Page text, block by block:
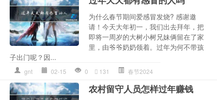
为什么春节期间爱感冒发烧? 感谢邀
请！今天大年初一，我们出去拜年，把
即将一周岁的大树小树兄妹俩留在了家
里，由爷爷奶奶领着。过年为何不带孩
子出门呢？因...
gnt 02-15 0 131 春节2024
农村留守人员怎样过年赚钱